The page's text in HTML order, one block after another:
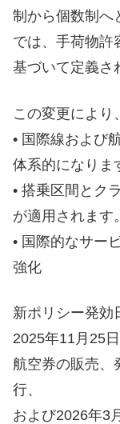
制から個数制へ
では、手荷物許
基づいて定義さ
この変更により
• 国際線および
体系的になりま
• 搭乗区間とク
が適用されます。
• 国際的なサー
強化
新ポリシー発効
2025年11月25日
航空券の販売、
行、
および2026年3